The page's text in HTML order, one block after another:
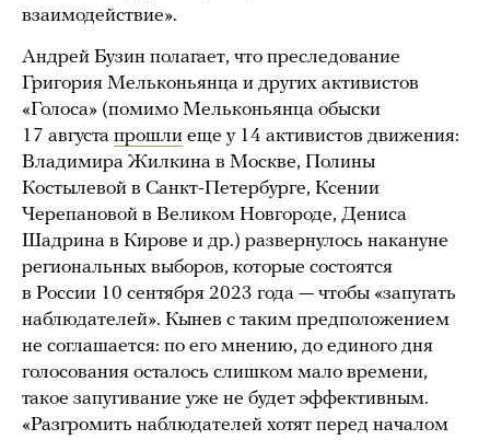
взаимодействие».
Андрей Бузин полагает, что преследование
Григория Мельконьянца и других активистов
«Голоса» (помимо Мельконьянца обыски
17 августа прошли еще у 14 активистов движения:
Владимира Жилкина в Москве, Полины
Костылевой в Санкт-Петербурге, Ксении
Черепановой в Великом Новгороде, Дениса
Шадрина в Кирове и др.) развернулось накануне
региональных выборов, которые состоятся
в России 10 сентября 2023 года — чтобы «запугать
наблюдателей». Кынев с таким предположением
не соглашается: по его мнению, до единого дня
голосования осталось слишком мало времени,
такое запугивание уже не будет эффективным.
«Разгромить наблюдателей хотят перед началом